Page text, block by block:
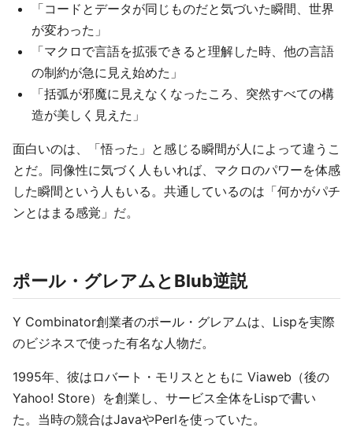
「コードとデータが同じものだと気づいた瞬間、世界
が変わった」
「マクロで言語を拡張できると理解した時、他の言語
の制約が急に見え始めた」
「括弧が邪魔に見えなくなったころ、突然すべての構
造が美しく見えた」
面白いのは、「悟った」と感じる瞬間が人によって違うこ
とだ。同像性に気づく人もいれば、マクロのパワーを体感
した瞬間という人もいる。共通しているのは「何かがパチ
ンとはまる感覚」だ。
ポール・グレアムとBlub逆説
Y Combinator創業者のポール・グレアムは、Lispを実際
のビジネスで使った有名な人物だ。
1995年、彼はロバート・モリスとともに Viaweb（後の
Yahoo! Store）を創業し、サービス全体をLispで書い
た。当時の競合はJavaやPerlを使っていた。